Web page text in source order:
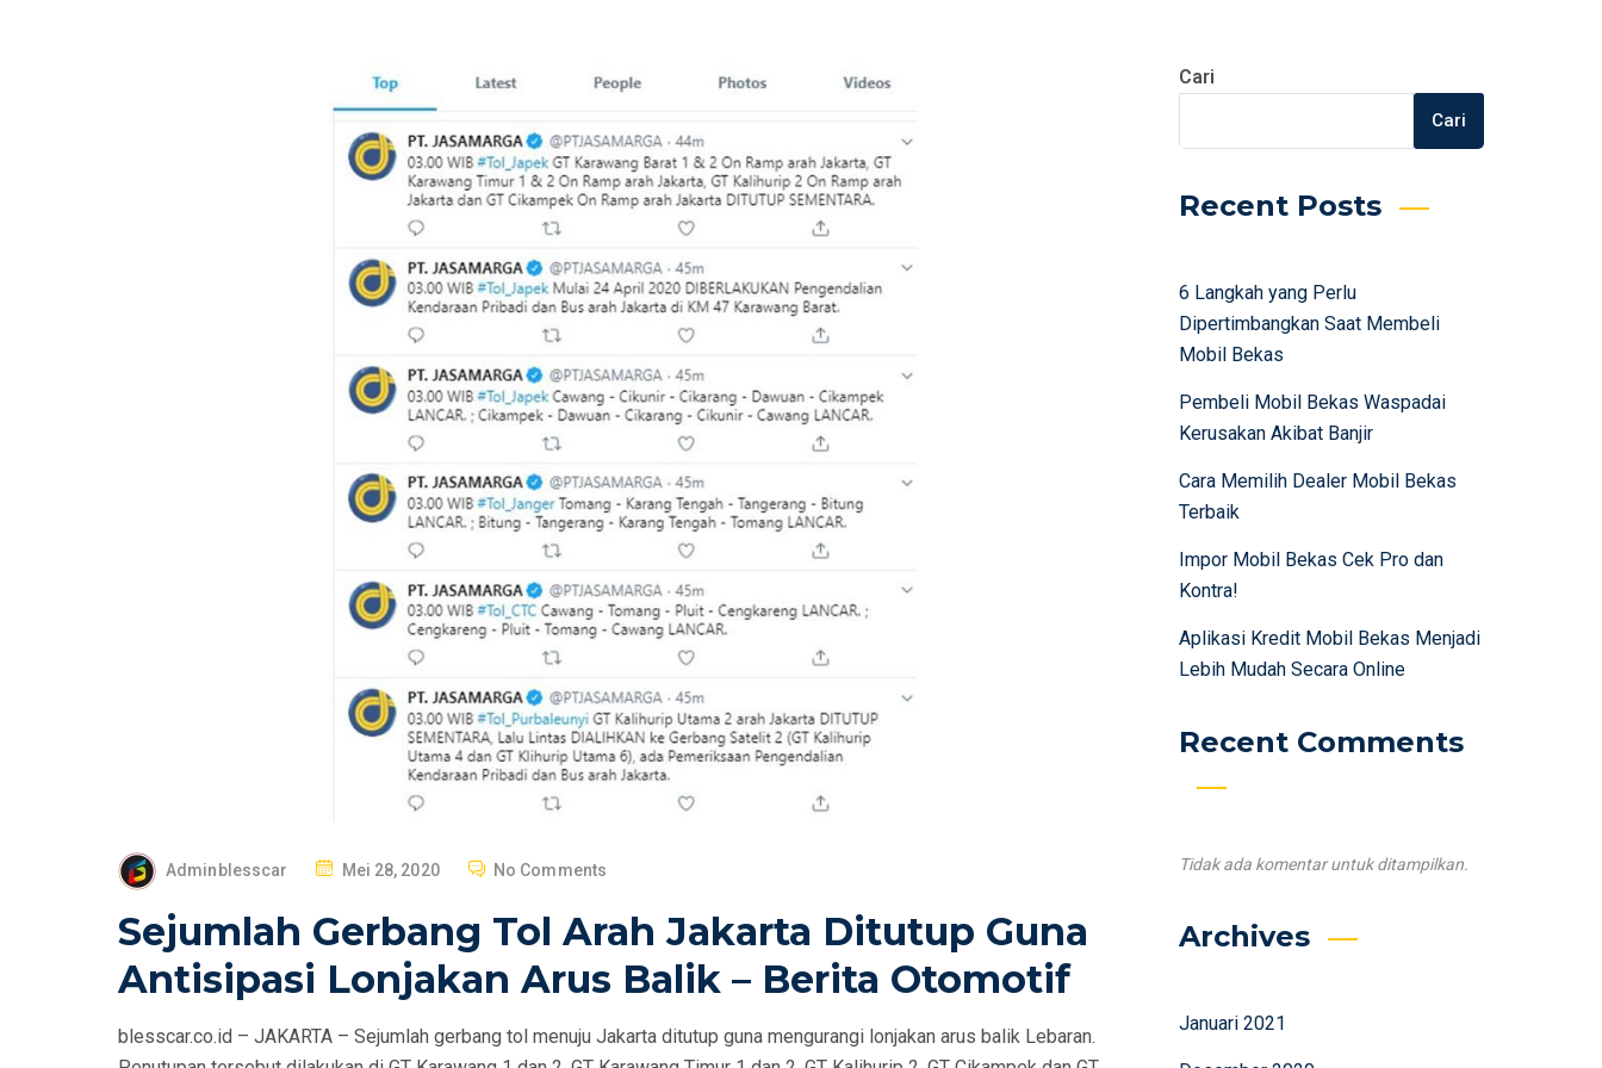
Adminblesscar
P
S
E
Mei 28, 2020 No Comments
Sejumlah Gerbang Tol Arah Jakarta Ditutup Guna
Antisipasi Lonjakan Arus Balik – Berita Otomotif
blesscar.co.id – JAKARTA – Sejumlah gerbang tol menuju Jakarta ditutup guna mengurangi lonjakan arus balik Lebaran.
Cari
Cari
Recent Posts
6 Langkah yang Perlu
Dipertimbangkan Saat Membeli
Mobil Bekas
Pembeli Mobil Bekas Waspadai
Kerusakan Akibat Banjir
Cara Memilih Dealer Mobil Bekas
Terbaik
Impor Mobil Bekas Cek Pro dan
Kontra!
Aplikasi Kredit Mobil Bekas Menjadi
Lebih Mudah Secara Online
Recent Comments
Tidak ada komentar untuk ditampilkan.
Archives
Januari 2021